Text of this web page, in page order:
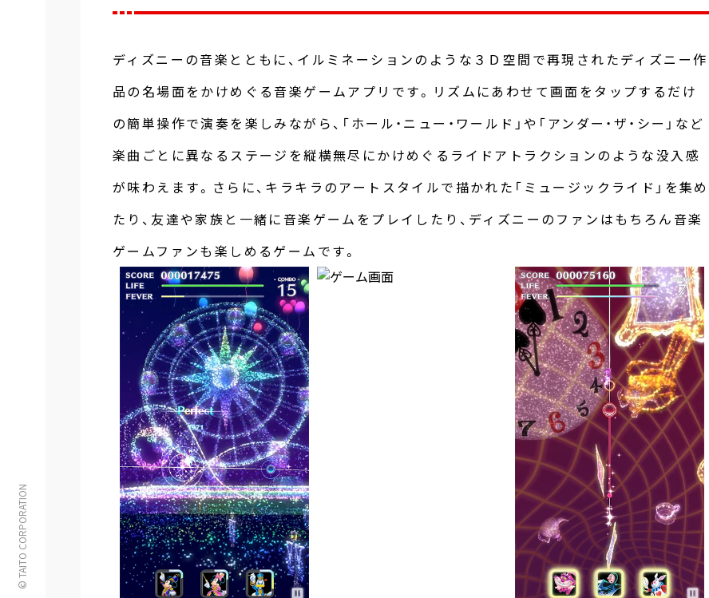
© TAITO CORPORATION
ディズニーの音楽とともに、イルミネーションのような３Ｄ空間で再現されたディズニー作
品の名場面をかけめぐる音楽ゲームアプリです。リズムにあわせて画面をタップするだけ
の簡単操作で演奏を楽しみながら、「ホール・ニュー・ワールド」や「アンダー・ザ・シー」など
楽曲ごとに異なるステージを縦横無尽にかけめぐるライドアトラクションのような没入感
が味わえます。さらに、キラキラのアートスタイルで描かれた「ミュージックライド」を集め
たり、友達や家族と一緒に音楽ゲームをプレイしたり、ディズニーのファンはもちろん音楽
ゲームファンも楽しめるゲームです。